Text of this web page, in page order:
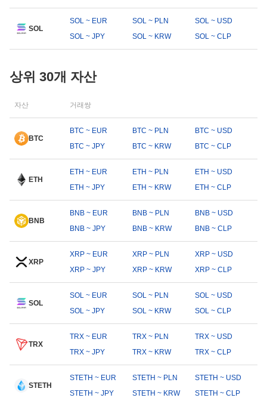
SOL
SOL ~ EUR SOL ~ PLN
SOL ~ USD
SOL ~ JPY
SOL ~ KRW SOL ~ CLP
상위 30개 자산
자산 거래쌍
BTC
BTC ~ EUR BTC ~ PLN
BTC ~ USD
BTC ~ JPY
BTC ~ KRW BTC ~ CLP
ETH
ETH ~ EUR ETH ~ PLN
ETH ~ USD
ETH ~ JPY
ETH ~ KRW ETH ~ CLP
BNB
BNB ~ EUR BNB ~ PLN
BNB ~ USD
BNB ~ JPY
BNB ~ KRW BNB ~ CLP
XRP
XRP ~ EUR XRP ~ PLN
XRP ~ USD
XRP ~ JPY
XRP ~ KRW XRP ~ CLP
SOL
SOL ~ EUR SOL ~ PLN
SOL ~ USD
SOL ~ JPY
SOL ~ KRW SOL ~ CLP
TRX
TRX ~ EUR TRX ~ PLN
TRX ~ USD
TRX ~ JPY
TRX ~ KRW TRX ~ CLP
STETH
STETH ~ EUR STETH ~ PLN
STETH ~ USD
STETH ~ JPY
STETH ~ KRW STETH ~ CLP